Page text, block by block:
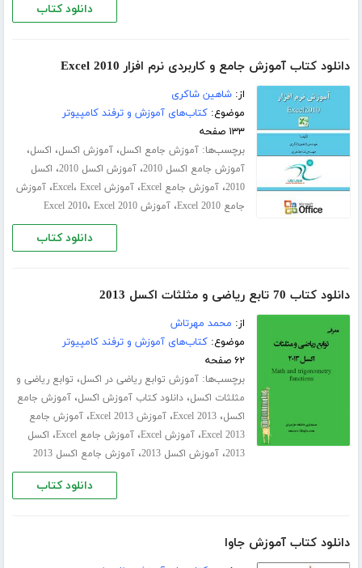
دانلود کتاب
دانلود کتاب آموزش جامع و کاربردی نرم افزار Excel 2010
از:شاهین شاکری
موضوع:کتاب‌های آموزش و ترفند کامپیوتر
۱۳۳ صفحه
برچسب‌ها:آموزش جامع اکسل،آموزش اکسل، اکسل،
آموزش جامع اکسل 2010 ،آموزش اکسل 2010 ، اکسل
2010،آموزش جامع Excel ،آموزش Excel ، Excel ،آموزش
جامع Excel 2010
،آموزش Excel 2010 ، Excel 2010
دانلود کتاب
دانلود کتاب 70 تابع ریاضی و مثلثات اکسل 2013
از: محمد مهرتاش
موضوع:کتاب‌های آموزش و ترفند کامپیوتر
۶۲ صفحه
برچسب‌ها:آموزش توابع ریاضی در اکسل، توابع ریاضی و
مثلثات اکسل،دانلود کتاب آموزش اکسل،آموزش جامع
اکسل،Excel 2013،آموزش Excel 2013 ،آموزش جامع
Excel 2013،آموزش Excel ،آموزش جامع Excel ، اکسل
2013،آموزش اکسل 2013 ،آموزش جامع اکسل 2013
دانلود کتاب
دانلود کتاب آموزش جاوا